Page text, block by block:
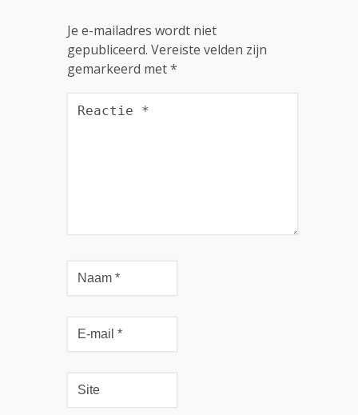
Je e-mailadres wordt niet
gepubliceerd. Vereiste velden zijn
gemarkeerd met*